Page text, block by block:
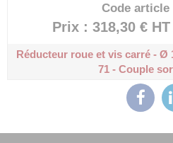
Code article
Prix : 318,30 € HT
Réducteur roue et vis carré - Ø
71 - Couple